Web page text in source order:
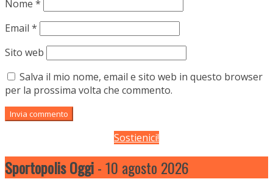
Nome *
Email *
Sito web
Salva il mio nome, email e sito web in questo browser
per la prossima volta che commento.
Sostienici!
Sportopolis Oggi- 10 agosto 2026